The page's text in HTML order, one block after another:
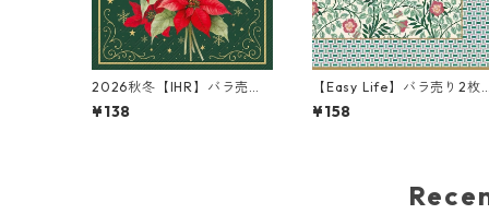
2026秋冬【IHR】バラ売り2
枚 ランチサイズ ペーパーナ
プキン Christmas Flowers
¥138
【Easy Life】バラ売り2枚
ランチサイズ ペーパーナプ
キン Floral Fantasy グリー
¥158